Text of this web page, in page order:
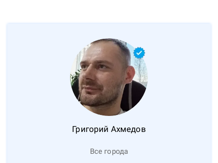
Григорий Ахмедов
Все города